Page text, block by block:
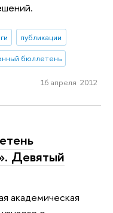
публикации
бюллетень
16 апреля 2012
Девятый
академическая